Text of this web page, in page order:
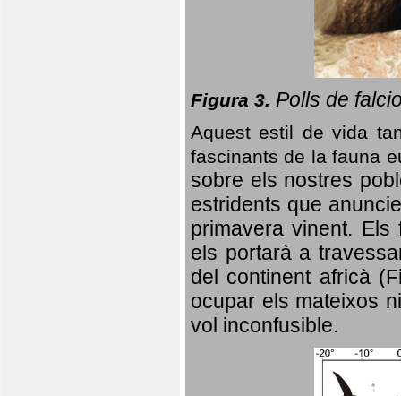
Figura 3. Polls de
Aquest estil de vida
fascinants de la fauna
sobre els nostres
estridents que
primavera vinent. Els
els portarà a
del continent africà
ocupar els mateixos
vol inconfusible.